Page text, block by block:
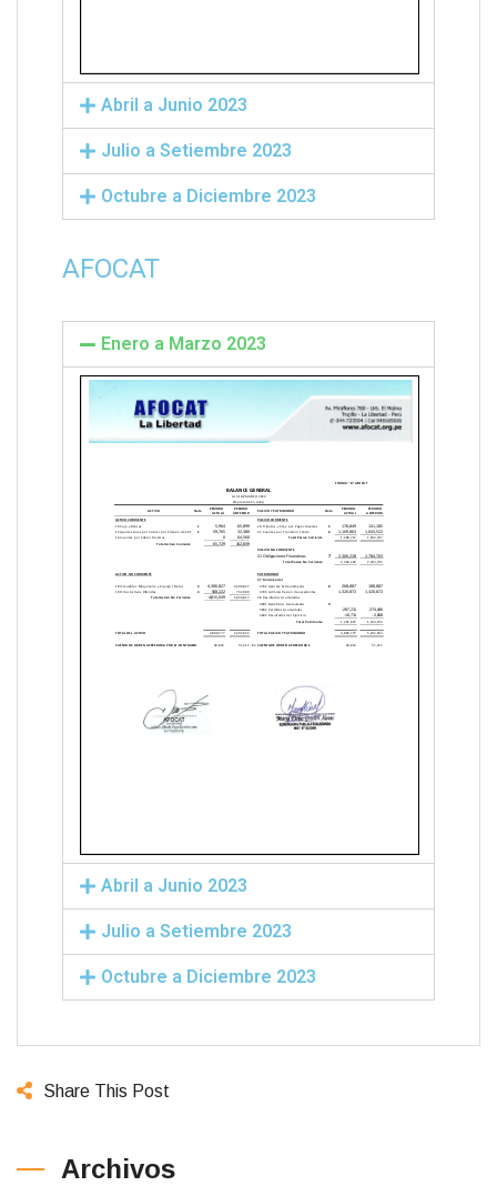
Abril a Junio 2023
Julio a Setiembre 2023
Octubre a Diciembre 2023
AFOCAT
Enero a Marzo 2023
Abril a Junio 2023
Julio a Setiembre 2023
Octubre a Diciembre 2023
Share This Post
Archivos